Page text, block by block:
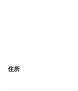
住所